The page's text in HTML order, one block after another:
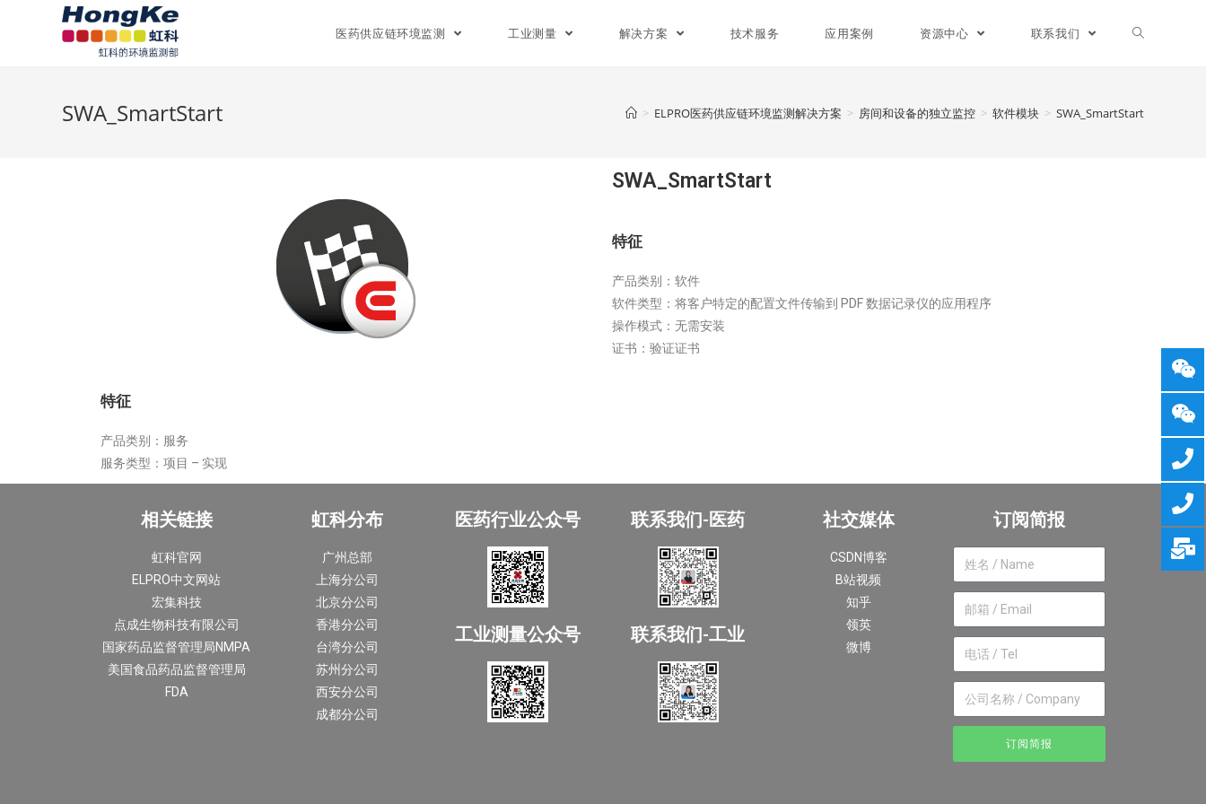
医药供应链环境监测 工业测量 解决方案 技术服务 应用案例 资源中心 联系我们
SWA_SmartStart > ELPRO医药供应链环境监测解决方案 > 房间和设备的独立监控 > 软件模块 > SWA_SmartStart
SWA_SmartStart
特征
产品类别： 软件
软件类型： 将客户特定的配置文件传输到 PDF 数据记录仪的应用程序
操作模式： 无需安装
证书： 验证证书
特征
产品类别： 服务
服务类型： 项目 – 实现
相关链接
虹科官网
ELPRO中文网站
宏集科技
点成生物科技有限公司
国家药品监督管理局NMPA
美国食品药品监督管理局
FDA
虹科分布
广州总部
上海分公司
北京分公司
香港分公司
台湾分公司
苏州分公司
西安分公司
成都分公司
医药行业公众号
工业测量公众号
联系我们-医药
联系我们-工业
社交媒体
CSDN博客
B站视频
知乎
领英
微博
订阅简报
订阅简报